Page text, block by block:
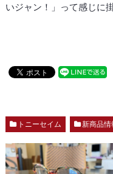
いジャン！」って感じに
トニーセイム 新商品情